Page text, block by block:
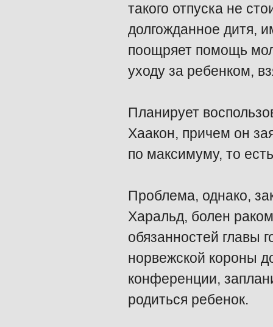
такого отпуска не
долгожданное дитя,
поощряет помощь
уходу за ребенком,
Планирует
Хаакон, причем он
по максимуму, то
Проблема, однако,
Харальд, болен
обязанностей главы
норвежской короны
конференции,
родиться ребенок.